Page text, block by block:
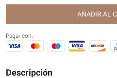
AÑADIR AL
Pagar con:
Descripción